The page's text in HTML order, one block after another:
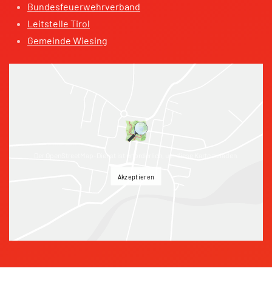
Bundesfeuerwehrverband
Leitstelle Tirol
Gemeinde Wiesing
Akzeptieren